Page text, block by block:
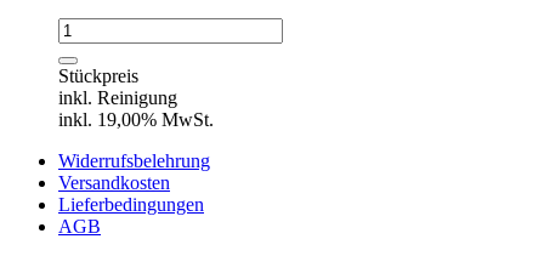
Verlust
-
Tranchiermesser
Menge
Stückpreis
inkl. Reinigung
inkl. 19,00% MwSt.
Widerrufsbelehrung
Versandkosten
Lieferbedingungen
AGB